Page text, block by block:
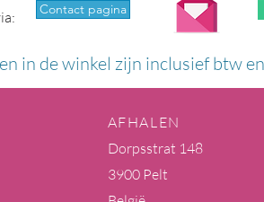
Contact pagina
in de winkel zijn inclusief btw
AFHALEN
Dorpsstrat 148
3900 Pelt